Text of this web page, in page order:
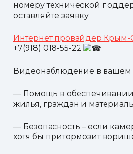
номеру технической
оставляйте заявку
Интернет провайдер
+7(918) 018-55-22
Видеонаблюдение в вашем
— Помощь в обеспечивании
жилья, граждан и
— Безопасность – если
хотя бы притормозит